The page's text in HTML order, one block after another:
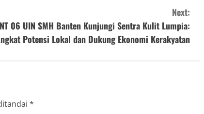
Next:
06 UIN SMH Banten Kunjungi Sentra Kulit Lumpia:
Potensi Lokal dan Dukung Ekonomi Kerakyatan
*